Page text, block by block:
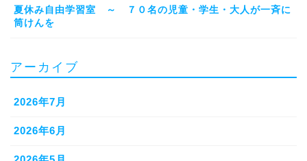
夏休み自由学習室 ～ ７０名の児童・学生・大人が一斉に
筒けんを
アーカイブ
2026年7月
2026年6月